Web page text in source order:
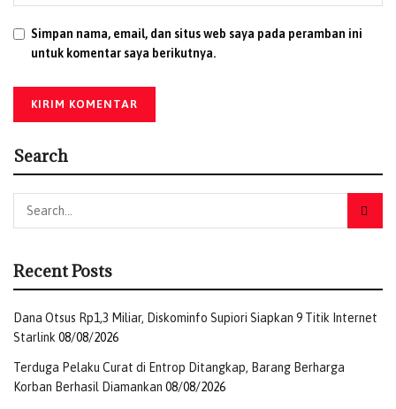
Simpan nama, email, dan situs web saya pada peramban ini
untuk komentar saya berikutnya.
Search
Recent Posts
Dana Otsus Rp1,3 Miliar, Diskominfo Supiori Siapkan 9 Titik Internet
Starlink08/08/2026
Terduga Pelaku Curat di Entrop Ditangkap, Barang Berharga
Korban Berhasil Diamankan 08/08/2026